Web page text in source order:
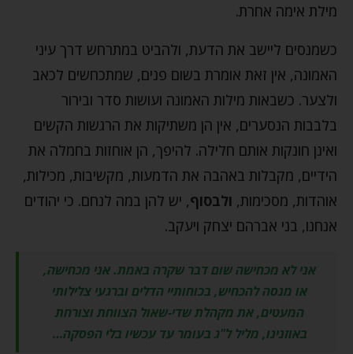
מילת אימה אחרת.
כשמנסים ליישב את הדעת, ולהביט במתרחש דרך עיני
האמונה, אין זאת אומרת בשום פנים, שמתכחשים לכאב
ולצער. כשבאות מילות האמונה ועושות סדר ובירור
בלבבות הנסערים, אין הן משתיקות את הרגשות הקשים
ואינן חונקות אותם חלילה. להיפך, הן אוחזות בחמלה את
הידיים, מקבלות באהבה את הדמעות, מקשיבות, מכילות,
אוהדות, מסכימות, ולבסוף, יש להן במה לנחם. כי יהודים
אנחנו, בני אברהם יצחק ויעקב.
אני לא מכחישה שום דבר שקרה באמת. אני מכחישה,
או מנסה להכחיש, בכוחותיי הדלים וברגעי צלילותי
המעטים, את מקהלת שדי-שאול הצווחת וצורחת
באוזנינו, מליל ל"ג בעומר עד עכשיו בלי הפסקה…